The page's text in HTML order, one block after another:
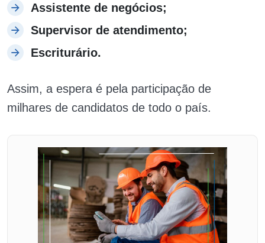
Assistente de negócios;
Supervisor de atendimento;
Escriturário.
Assim, a espera é pela participação de
milhares de candidatos de todo o país.